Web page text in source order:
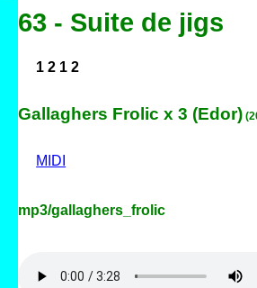
63 - Suite de jigs
1 2 1 2
Gallaghers Frolic x 3 (Edor)
MIDI
mp3/gallaghers_frolic